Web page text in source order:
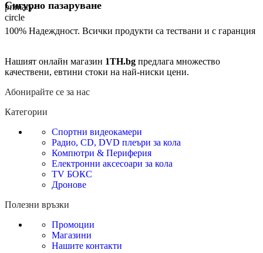
Сигурно пазаруване
100% Надеждност. Всички продукти са тествани и с гаранция
Нашият онлайн магазин 1TH.bg предлага множество
качествени, евтини стоки на най-ниски цени.
Абонирайте се за нас
Категории
Спортни видеокамери
Радио, CD, DVD плеъри за кола
Компютри & Периферия
Електронни аксесоари за кола
TV БОКС
Дронове
Полезни връзки
Промоции
Магазини
Нашите контакти